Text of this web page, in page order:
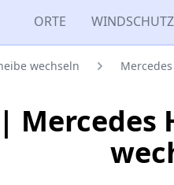
ORTE
wechseln Mercedes
|